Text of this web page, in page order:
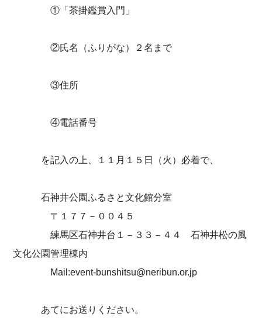
①「茶掛鑑賞入門」
②氏名（ふりがな）２名まで
③住所
④電話番号
を記入の上、１１月１５日（火）必着で、
石神井公園ふるさと文化館分室
〒１７７－００４５
練馬区石神井台１－３３－４４ 石神井松の風
文化公園管理棟内
Mail:event-bunshitsu@neribun.or.jp
あてにお送りください。